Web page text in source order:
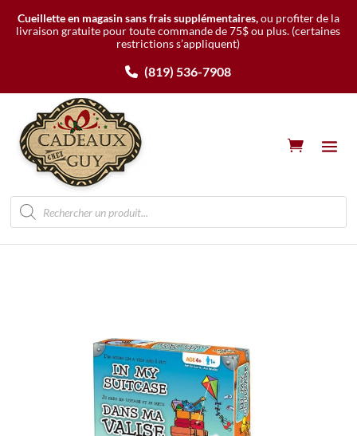
Cueillette en magasin sans frais supplémentaires,ou profiter de la
livraison gratuite pour toute commande de 75$ ou plus. (certaines
restrictions s’appliquent)
(819) 536-7908
Recherche
de
produits